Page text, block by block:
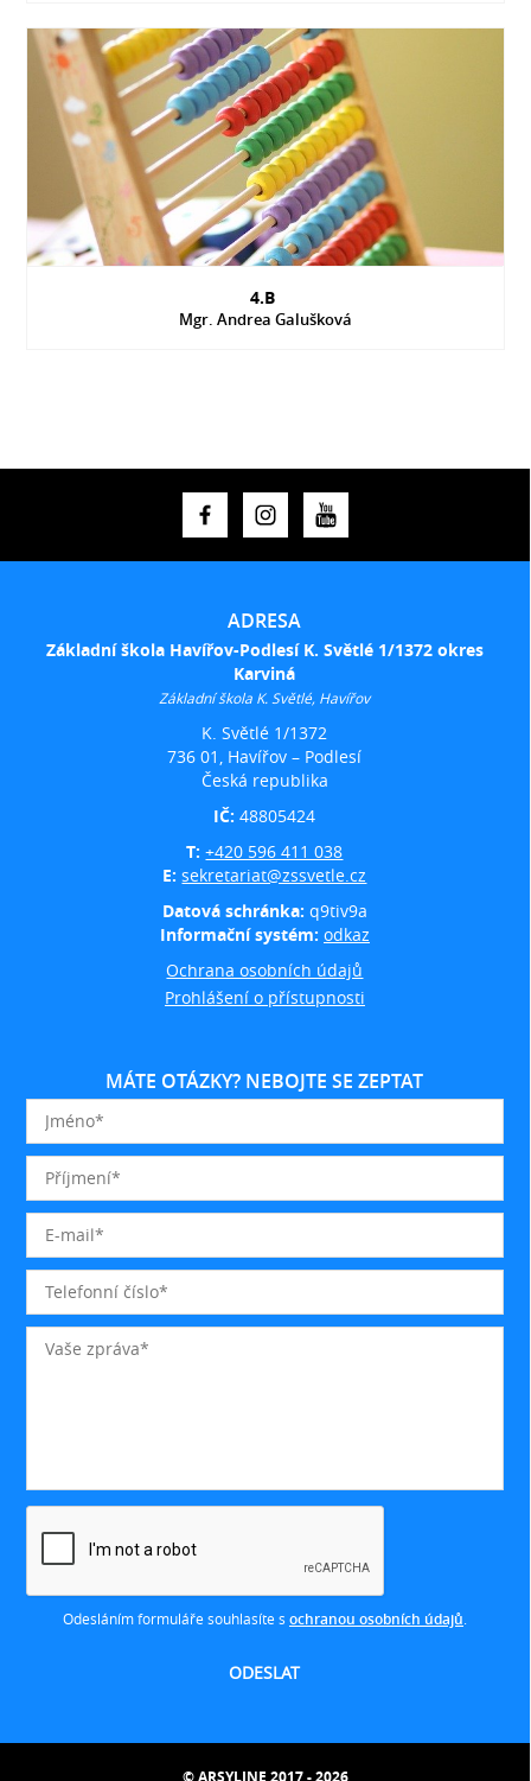
4.B
Mgr. Andrea Galušková
ADRESA
Základní škola Havířov-Podlesí K. Světlé 1/1372 okres
Karviná
Základní škola K. Světlé, Havířov
K. Světlé 1/1372
736 01, Havířov – Podlesí
Česká republika
IČ:48805424
T:+420 596 411 038
E:sekretariat@zssvetle.cz
Datová schránka: q9tiv9a
Informační systém: odkaz
Ochrana osobních údajů
Prohlášení o přístupnosti
MÁTE OTÁZKY? NEBOJTE SE ZEPTAT
Odesláním formuláře souhlasíte s ochranou osobních údajů
© ARSYLINE 2017 - 2026